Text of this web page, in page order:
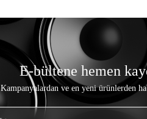
E-bültene hemen
Kampanyalardan ve en yeni ürünlerden